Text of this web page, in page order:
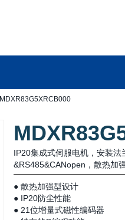
MDXR83G5XRCB000
IP20集成式伺服电机，安装
&RS485&CANopen，散热加
● 散热加强型设计
● IP20防尘性能
● 21位增量式磁性编码器